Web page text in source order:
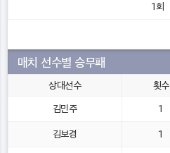
1회
매치 선수별 승무패
상대선수 횟수
김민주 1
김보경 1